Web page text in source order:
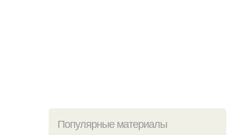
Популярные материалы